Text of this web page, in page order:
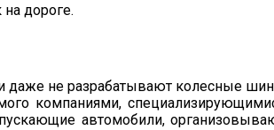
дороге.
и даже не разрабатывают колесные
компаниями,
автомобили,